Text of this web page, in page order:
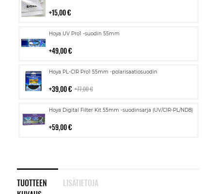
15,00 €
Hoya UV Pro1 -suodin 55mm
49,00 €
Lisää
Hoya PL-CIR Pro1 55mm -polarisaatiosuodin
39,00 € 77,00 €
Lisää
Hoya Digital Filter Kit 55mm -suodinsarja (UV/CIR-PL/ND8)
59,00 €
Lisää
TUOTTEEN
LISÄTIETOJA